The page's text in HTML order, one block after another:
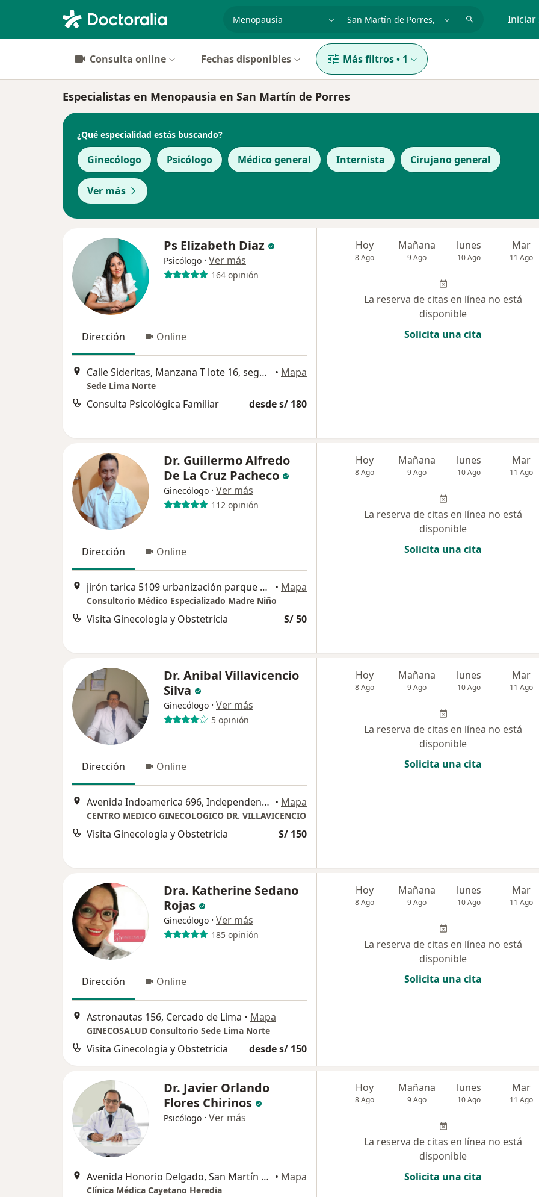
especialidad, enfermedad o nombre
p. ej. Lima Iniciar
Consulta online Fechas disponibles Más filtros• 1
Especialistas en Menopausia en San Martín de Porres
¿Qué especialidad estás buscando?
Ginecólogo Psicólogo Médico general Internista Cirujano general
Ver más
Ps Elizabeth Diaz
Psicólogo · Ver más
164 opinión
Dirección Online
Calle Sideritas, Manzana T lote 16, segundo piso, Urbanización Rosario del Norte, Los Olivos • Mapa
Sede Lima Norte
Consulta Psicológica Familiar desde s/ 180
Hoy
8 Ago
Mañana
9 Ago
lunes
10 Ago
Mar
11 Ago
La reserva de citas en línea no está
disponible
Solicita una cita
Dr. Guillermo Alfredo
De La Cruz Pacheco
Ginecólogo · Ver más
112 opinión
Dirección Online
jirón tarica 5109 urbanización parque naranjal los olivos, Los Olivos • Mapa
Consultorio Médico Especializado Madre Niño
Visita Ginecología y Obstetricia S/ 50
Hoy
8 Ago
Mañana
9 Ago
lunes
10 Ago
Mar
11 Ago
La reserva de citas en línea no está
disponible
Solicita una cita
Dr. Anibal Villavicencio
Silva
Ginecólogo · Ver más
5 opinión
Dirección Online
Avenida Indoamerica 696, Independencia • Mapa
CENTRO MEDICO GINECOLOGICO DR. VILLAVICENCIO
Visita Ginecología y Obstetricia S/ 150
Hoy
8 Ago
Mañana
9 Ago
lunes
10 Ago
Mar
11 Ago
La reserva de citas en línea no está
disponible
Solicita una cita
Dra. Katherine Sedano
Rojas
Ginecólogo · Ver más
185 opinión
Dirección Online
Astronautas 156, Cercado de Lima • Mapa
GINECOSALUD Consultorio Sede Lima Norte
Visita Ginecología y Obstetricia desde s/ 150
Hoy
8 Ago
Mañana
9 Ago
lunes
10 Ago
Mar
11 Ago
La reserva de citas en línea no está
disponible
Solicita una cita
Dr. Javier Orlando
Flores Chirinos
Psicólogo · Ver más
Avenida Honorio Delgado, San Martín de Porres • Mapa
Clínica Médica Cayetano Heredia
Hoy
8 Ago
Mañana
9 Ago
lunes
10 Ago
Mar
11 Ago
La reserva de citas en línea no está
disponible
Solicita una cita